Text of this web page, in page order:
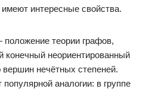
интересные свойства.
теории графов,
конечный неориентированный
нечётных степеней.
аналогии: в группе